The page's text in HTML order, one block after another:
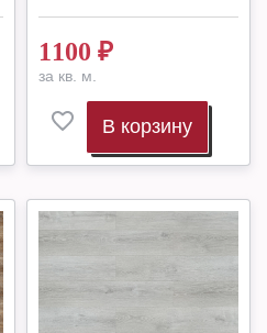
1100 ₽
за кв. м.
В корзину